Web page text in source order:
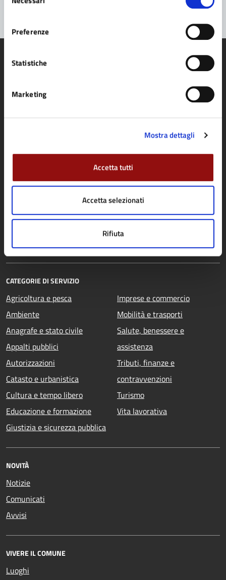
Preferenze
Statistiche
Marketing
Mostra dettagli
Accetta tutti
Accetta selezionati
Rifiuta
Comune di Fidenza
Uffici
Politici
CATEGORIE DI SERVIZIO
Agricoltura e pesca
Ambiente
Anagrafe e stato civile
Appalti pubblici
Autorizzazioni
Catasto e urbanistica
Cultura e tempo libero
Educazione e formazione
Giustizia e sicurezza pubblica
Imprese e commercio
Mobilità e trasporti
Salute, benessere e
assistenza
Tributi, finanze e
contravvenzioni
Turismo
Vita lavorativa
NOVITÀ
Notizie
Comunicati
Avvisi
VIVERE IL COMUNE
Luoghi